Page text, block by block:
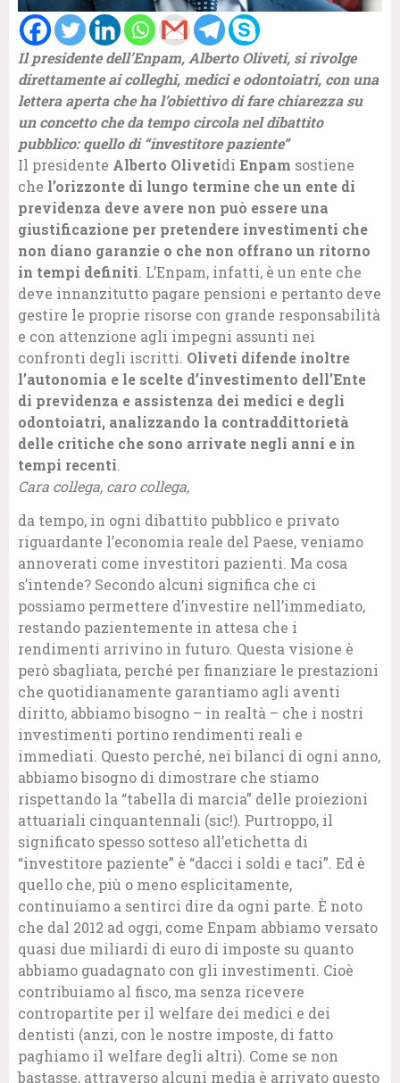
Il presidente dell’Enpam, Alberto Oliveti, si rivolge
direttamente ai colleghi, medici e odontoiatri, con una
lettera aperta che ha l’obiettivo di fare chiarezza su
un concetto che da tempo circola nel dibattito
pubblico: quello di “investitore paziente”
Il presidente Alberto Olivetidi Enpam sostiene
che l’orizzonte di lungo termine che un ente di
previdenza deve avere non può essere una
giustificazione per pretendere investimenti che
non diano garanzie o che non offrano un ritorno
in tempi definiti. L’Enpam, infatti, è un ente che
deve innanzitutto pagare pensioni e pertanto deve
gestire le proprie risorse con grande responsabilità
e con attenzione agli impegni assunti nei
confronti degli iscritti. Oliveti difende inoltre
l’autonomia e le scelte d’investimento dell’Ente
di previdenza e assistenza dei medici e degli
odontoiatri, analizzando la contraddittorietà
delle critiche che sono arrivate negli anni e in
tempi recenti.
Cara collega, caro collega,
da tempo, in ogni dibattito pubblico e privato
riguardante l’economia reale del Paese, veniamo
annoverati come investitori pazienti. Ma cosa
s’intende? Secondo alcuni significa che ci
possiamo permettere d’investire nell’immediato,
restando pazientemente in attesa che i
rendimenti arrivino in futuro. Questa visione è
però sbagliata, perché per finanziare le prestazioni
che quotidianamente garantiamo agli aventi
diritto, abbiamo bisogno – in realtà – che i nostri
investimenti portino rendimenti reali e
immediati. Questo perché, nei bilanci di ogni anno,
abbiamo bisogno di dimostrare che stiamo
rispettando la “tabella di marcia” delle proiezioni
attuariali cinquantennali (sic!). Purtroppo, il
significato spesso sotteso all’etichetta di
“investitore paziente” è “dacci i soldi e taci”. Ed è
quello che, più o meno esplicitamente,
continuiamo a sentirci dire da ogni parte. È noto
che dal 2012 ad oggi, come Enpam abbiamo versato
quasi due miliardi di euro di imposte su quanto
abbiamo guadagnato con gli investimenti. Cioè
contribuiamo al fisco, ma senza ricevere
contropartite per il welfare dei medici e dei
dentisti (anzi, con le nostre imposte, di fatto
paghiamo il welfare degli altri). Come se non
bastasse, attraverso alcuni media è arrivato questo